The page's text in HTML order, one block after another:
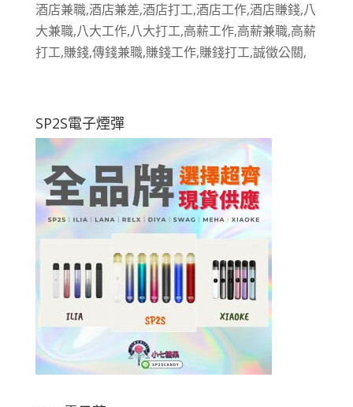
酒店兼職,酒店兼差,酒店打工,酒店工作,酒店賺錢,八
大兼職,八大工作,八大打工,高薪工作,高薪兼職,高薪
打工,賺錢,傳錢兼職,賺錢工作,賺錢打工,誠徵公關,
SP2S電子煙彈